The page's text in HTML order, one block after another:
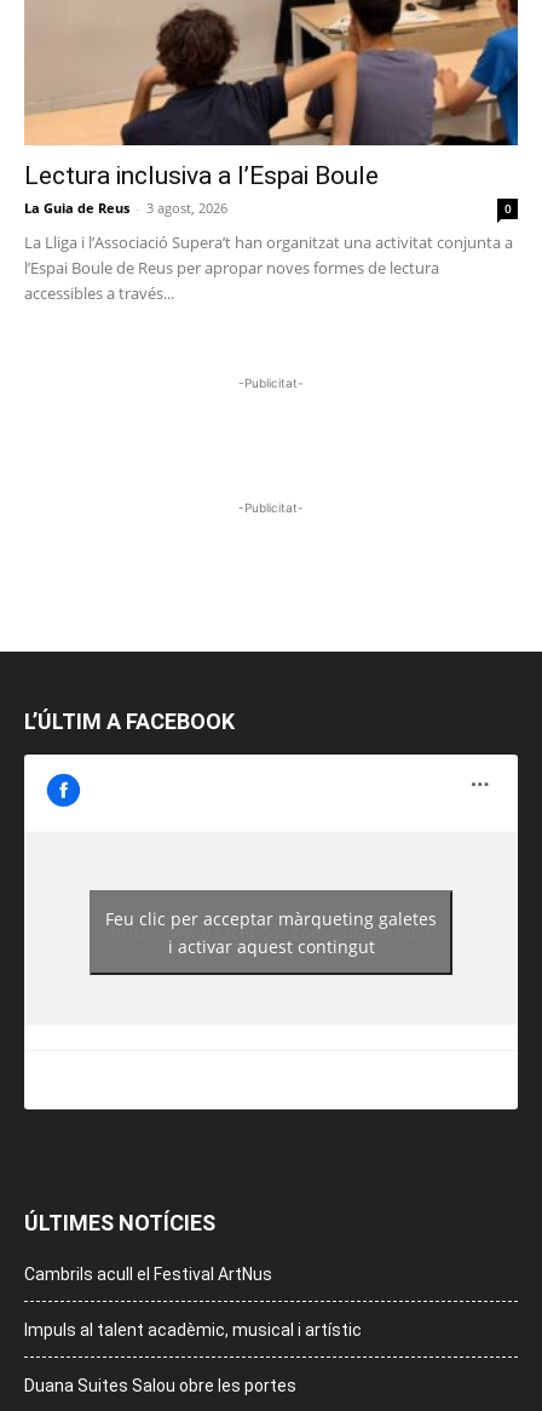
Lectura inclusiva a l’Espai Boule
La Guia de Reus - 3 agost, 2026 0
La Lliga i l’Associació Supera’t han organitzat una activitat conjunta a
l’Espai Boule de Reus per apropar noves formes de lectura
accessibles a través...
-Publicitat-
-Publicitat-
L’ÚLTIM A FACEBOOK
https://www.facebook.com/guiadereus/
Feu clic per acceptar màrqueting galetes
i activar aquest contingut
ÚLTIMES NOTÍCIES
Cambrils acull el Festival ArtNus
Impuls al talent acadèmic, musical i artístic
Duana Suites Salou obre les portes